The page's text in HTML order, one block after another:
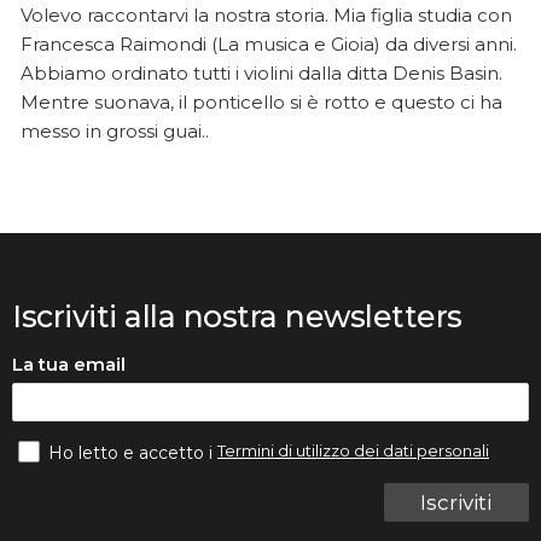
Volevo raccontarvi la nostra storia. Mia figlia studia con
Francesca Raimondi (La musica e Gioia) da diversi anni.
Abbiamo ordinato tutti i violini dalla ditta Denis Basin.
Mentre suonava, il ponticello si è rotto e questo ci ha
messo in grossi guai..
Iscriviti alla nostra newsletters
La tua email
Iscriviti
Ho letto e accetto iTermini di utilizzo dei dati personali